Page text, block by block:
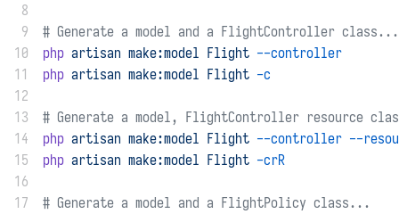
8
9
# Generate a model and a FlightController class...
10
php artisan make:model Flight --controller
11
php artisan make:model Flight -c
12
13
# Generate a model, FlightController resource
14
php artisan make:model Flight --controller --
15
php artisan make:model Flight -crR
16
17
# Generate a model and a FlightPolicy class...